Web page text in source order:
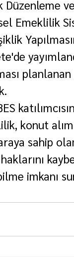
Emeklilik
konut
sahip
haklarını
imkanı